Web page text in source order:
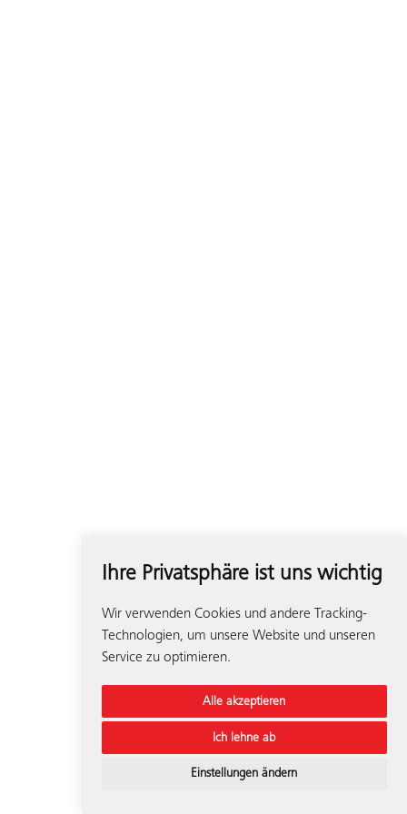
Ihre Privatsphäre ist uns wichtig
Wir verwenden Cookies und andere Tracking-
Technologien, um unsere Website und unseren
Service zu optimieren.
Alle akzeptieren
Ich lehne ab
Einstellungen ändern